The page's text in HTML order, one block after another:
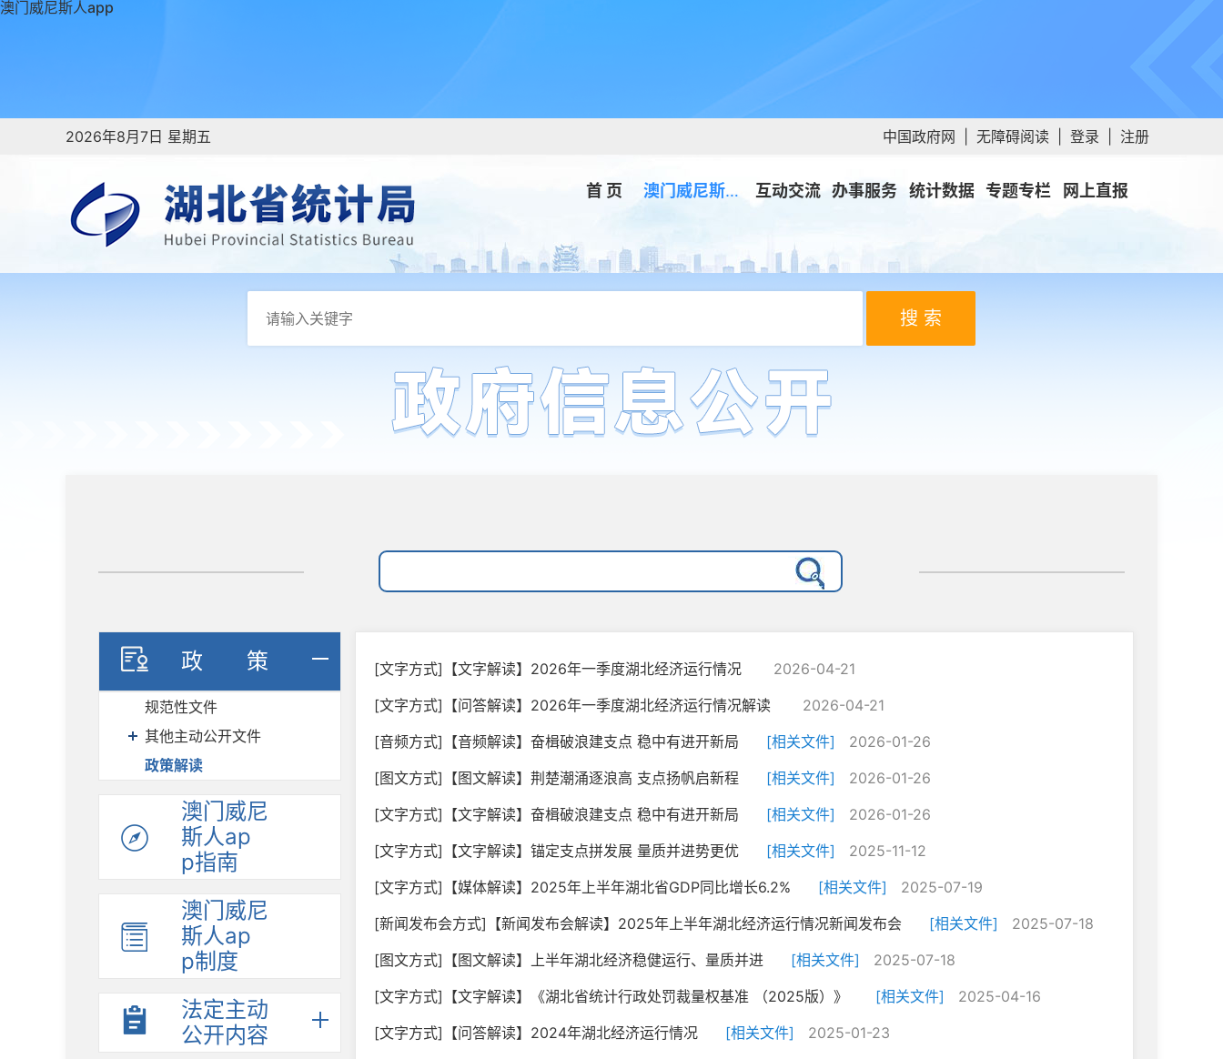
澳门威尼斯人app
2026年8月7日 星期五 中国政府网 无障碍阅读 登录 注册
首 页 澳门威尼斯人app 互动交流 办事服务 统计数据 专题专栏 网上直报
搜 索
政策
规范性文件
其他主动公开文件
政策解读
澳门威尼
斯人ap
p指南
澳门威尼
斯人ap
p制度
法定主动
公开内容
[文字方式]【文字解读】2026年一季度湖北经济运行情况
2026-04-21
[文字方式]【问答解读】2026年一季度湖北经济运行情况解读
2026-04-21
[音频方式]【音频解读】奋楫破浪建支点 稳中有进开新局
[相关文件]
2026-01-26
[图文方式]【图文解读】荆楚潮涌逐浪高 支点扬帆启新程
[相关文件]
2026-01-26
[文字方式]【文字解读】奋楫破浪建支点 稳中有进开新局
[相关文件]
2026-01-26
[文字方式]【文字解读】锚定支点拼发展 量质并进势更优
[相关文件]
2025-11-12
[文字方式]【媒体解读】2025年上半年湖北省GDP同比增长6.2%
[相关文件]
2025-07-19
[新闻发布会方式]【新闻发布会解读】2025年上半年湖北经济运行情况新闻发布会
[相关文件]
2025-07-18
[图文方式]【图文解读】上半年湖北经济稳健运行、量质并进
[相关文件]
2025-07-18
[文字方式]【文字解读】《湖北省统计行政处罚裁量权基准 （2025版）》
[相关文件]
2025-04-16
[文字方式]【问答解读】2024年湖北经济运行情况
[相关文件]
2025-01-23